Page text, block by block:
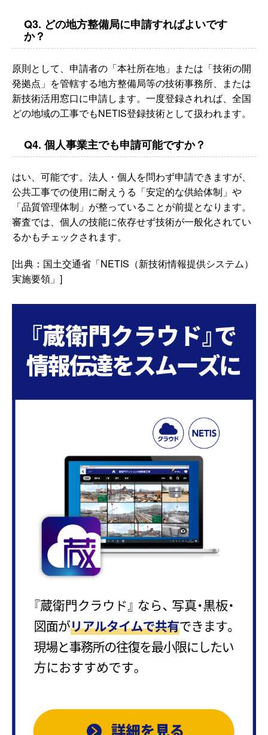
Q3. どの地方整備局に申請すればよいです
か？
原則として、申請者の「本社所在地」または「技術の開
発拠点」を管轄する地方整備局等の技術事務所、または
新技術活用窓口に申請します。一度登録されれば、全国
どの地域の工事でもNETIS登録技術として扱われます。
Q4. 個人事業主でも申請可能ですか？
はい、可能です。法人・個人を問わず申請できますが、
公共工事での使用に耐えうる「安定的な供給体制」や
「品質管理体制」が整っていることが前提となります。
審査では、個人の技能に依存せず技術が一般化されてい
るかもチェックされます。
[出典：国土交通省「NETIS（新技術情報提供システム）
実施要領」]